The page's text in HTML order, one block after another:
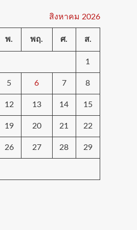
สิงหาคม 2026
พ. พฤ. ศ. ส.
1
5 6 7 8
12 13 14 15
19 20 21 22
26 27 28 29